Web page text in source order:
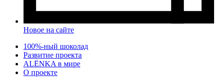
Новое на сайте
100%-ный шоколад
Развитие проекта
ALЁNKA в мире
О проекте